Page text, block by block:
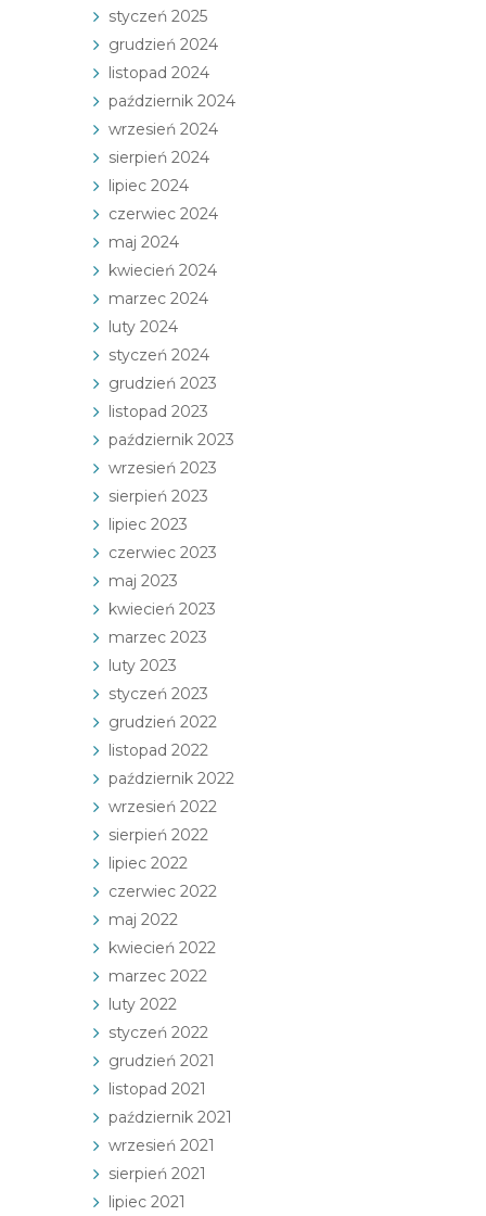
styczeń 2025
grudzień 2024
listopad 2024
październik 2024
wrzesień 2024
sierpień 2024
lipiec 2024
czerwiec 2024
maj 2024
kwiecień 2024
marzec 2024
luty 2024
styczeń 2024
grudzień 2023
listopad 2023
październik 2023
wrzesień 2023
sierpień 2023
lipiec 2023
czerwiec 2023
maj 2023
kwiecień 2023
marzec 2023
luty 2023
styczeń 2023
grudzień 2022
listopad 2022
październik 2022
wrzesień 2022
sierpień 2022
lipiec 2022
czerwiec 2022
maj 2022
kwiecień 2022
marzec 2022
luty 2022
styczeń 2022
grudzień 2021
listopad 2021
październik 2021
wrzesień 2021
sierpień 2021
lipiec 2021